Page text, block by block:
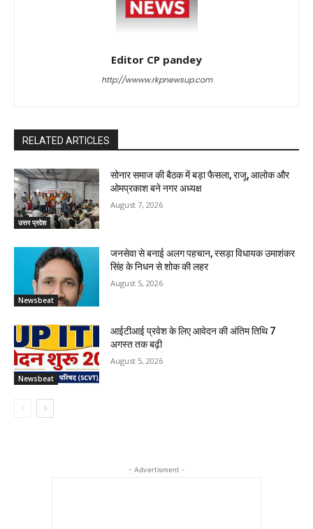
Editor CP pandey
http://wwww.rkpnewsup.com
RELATED ARTICLES
उत्तर प्रदेश
सोनार समाज की बैठक में बड़ा फैसला, राजू, आलोक और
ओमप्रकाश बने नगर अध्यक्ष
August 7, 2026
Newsbeat
जनसेवा से बनाई अलग पहचान, रसड़ा विधायक उमाशंकर
सिंह के निधन से शोक की लहर
August 5, 2026
Newsbeat
आईटीआई प्रवेश के लिए आवेदन की अंतिम तिथि 7
अगस्त तक बढ़ी
August 5, 2026
- Advertisment -